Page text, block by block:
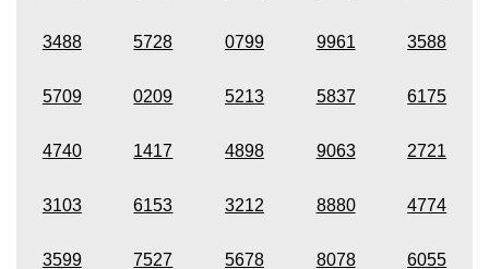
3488 5728 0799 9961 3588
5709 0209 5213 5837 6175
4740 1417 4898 9063 2721
3103 6153 3212 8880 4774
3599 7527 5678 8078 6055